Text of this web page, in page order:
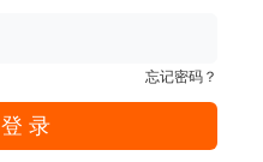
忘记密码？
登 录